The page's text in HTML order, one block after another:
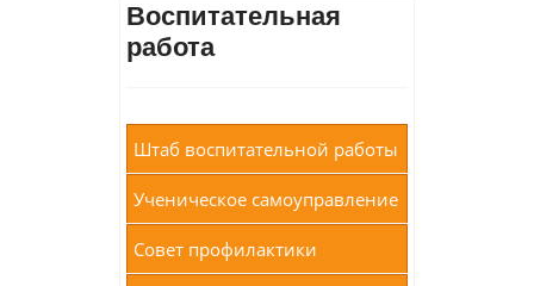
Воспитательная
работа
Штаб воспитательной работы
Ученическое самоуправление
Совет профилактики